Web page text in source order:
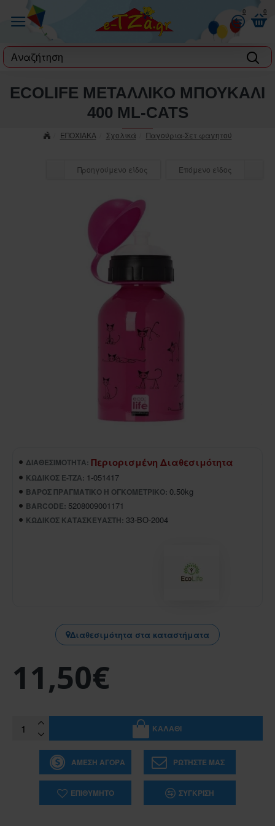
0 0
label
ΕΠΟΧΙΑΚΑ Σχολικά Παγούρια-Σετ φαγητού
ECOLIFE ΜΕΤΑΛΛΙΚΟ ΜΠΟΥΚΑΛΙ
400 ML-CATS
Προηγούμενο είδος Επόμενο είδος
ΔΙΑΘΕΣΙΜΌΤΗΤΑ: Περιορισμένη Διαθεσιμότητα
ΚΩΔΙΚΌΣ E-TZA: 1-051417
ΒΆΡΟΣ ΠΡΑΓΜΑΤΙΚΌ Ή ΟΓΚΟΜΕΤΡΙΚΌ: 0.50kg
BARCODE: 5208009001171
ΚΩΔΙΚΌΣ ΚΑΤΑΣΚΕΥΑΣΤΉ: 33-BO-2004
Διαθεσιμότητα στα καταστήματα
11,50€
ΚΑΛΆΘΙ
ΆΜΕΣΗ ΑΓΟΡΆ ΡΩΤΉΣΤΕ ΜΑΣ
ΕΠΙΘΥΜΗΤΌ ΣΎΓΚΡΙΣΗ